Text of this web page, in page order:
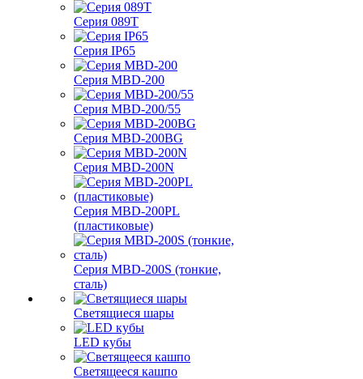
Серия 089T
Серия IP65
Серия MBD-200
Серия MBD-200/55
Серия MBD-200BG
Серия MBD-200N
Серия MBD-200PL
(пластиковые)
Серия MBD-200S (тонкие,
сталь)
Светящиеся шары
LED кубы
Светящееся кашпо